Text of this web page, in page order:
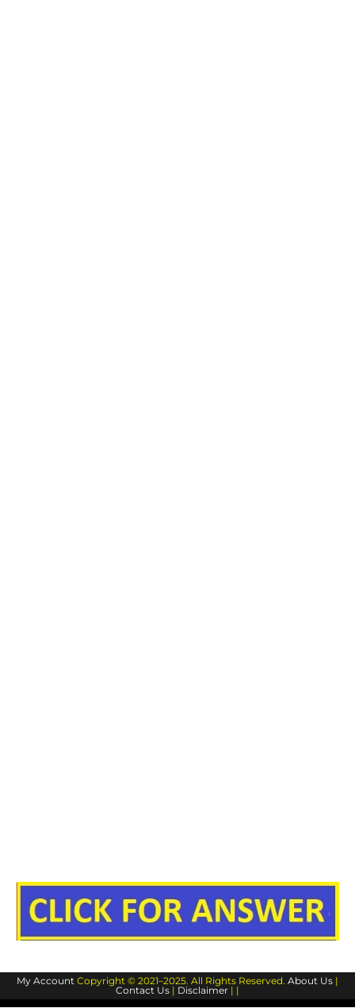
My Account Copyright © 2021–2025. All Rights Reserved. About Us |
Contact Us | Disclaimer | |